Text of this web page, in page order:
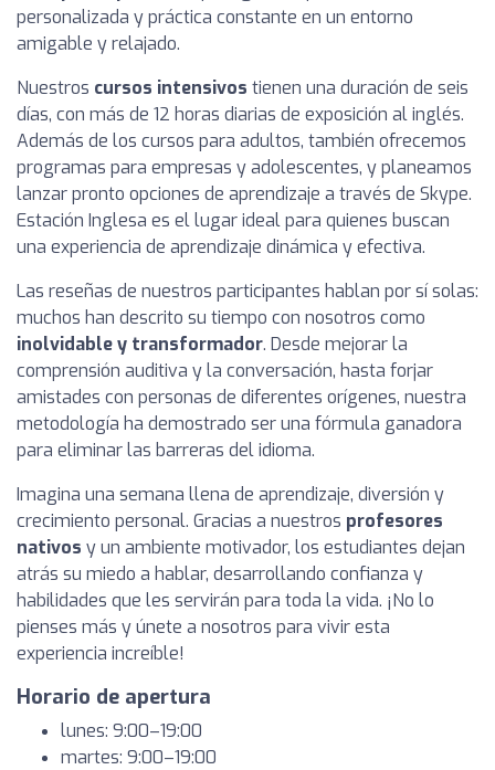
personalizada y práctica constante en un entorno
amigable y relajado.
Nuestros cursos intensivos tienen una duración de seis
días, con más de 12 horas diarias de exposición al inglés.
Además de los cursos para adultos, también ofrecemos
programas para empresas y adolescentes, y planeamos
lanzar pronto opciones de aprendizaje a través de Skype.
Estación Inglesa es el lugar ideal para quienes buscan
una experiencia de aprendizaje dinámica y efectiva.
Las reseñas de nuestros participantes hablan por sí solas:
muchos han descrito su tiempo con nosotros como
inolvidable y transformador. Desde mejorar la
comprensión auditiva y la conversación, hasta forjar
amistades con personas de diferentes orígenes, nuestra
metodología ha demostrado ser una fórmula ganadora
para eliminar las barreras del idioma.
Imagina una semana llena de aprendizaje, diversión y
crecimiento personal. Gracias a nuestros profesores
nativos y un ambiente motivador, los estudiantes dejan
atrás su miedo a hablar, desarrollando confianza y
habilidades que les servirán para toda la vida. ¡No lo
pienses más y únete a nosotros para vivir esta
experiencia increíble!
Horario de apertura
lunes: 9:00–19:00
martes: 9:00–19:00